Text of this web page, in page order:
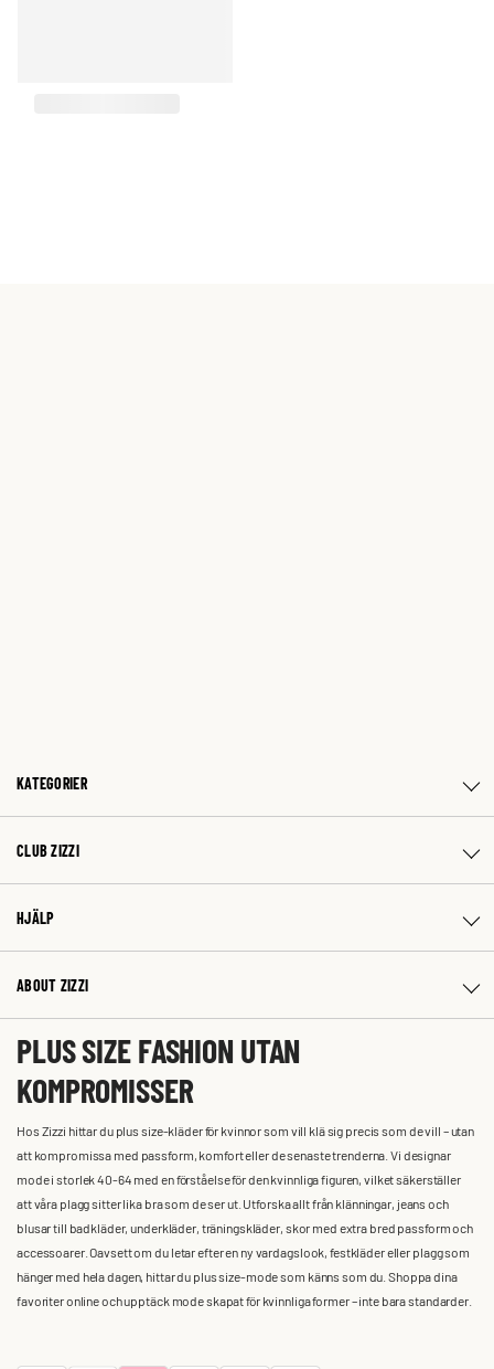
KATEGORIER
CLUB ZIZZI
HJÄLP
ABOUT ZIZZI
PLUS SIZE FASHION UTAN
KOMPROMISSER
Hos Zizzi hittar du plus size-kläder för kvinnor som vill klä sig precis som de vill – utan
att kompromissa med passform, komfort eller de senaste trenderna. Vi designar
mode i storlek 40-64 med en förståelse för den kvinnliga figuren, vilket säkerställer
att våra plagg sitter lika bra som de ser ut. Utforska allt från klänningar, jeans och
blusar till badkläder, underkläder, träningskläder, skor med extra bred passform och
accessoarer. Oavsett om du letar efter en ny vardagslook, festkläder eller plagg som
hänger med hela dagen, hittar du plus size-mode som känns som du. Shoppa dina
favoriter online och upptäck mode skapat för kvinnliga former – inte bara standarder.